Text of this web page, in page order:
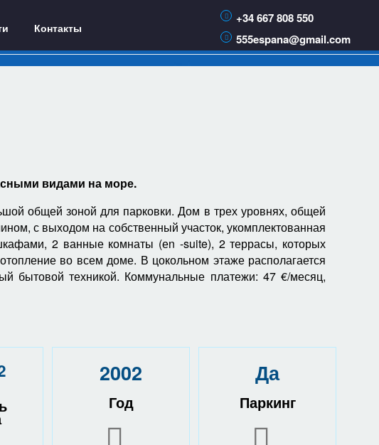
Контакты
+34 667 808 550
555espana@gmail.com
видами на море.
общей зоной для парковки. Дом в трех уровнях, общей
с выходом на собственный участок, укомплектованная
2 ванные комнаты (еn -suite), 2 террасы, которых
во всем доме. В цокольном этаже располагается
бытовой техникой. Коммунальные платежи: 47 €/месяц,
2002
Год
Да
Паркинг